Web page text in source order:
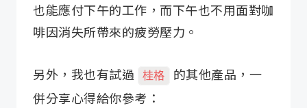
也能應付下午的工作，而下午也不用面對咖
啡因消失所帶來的疲勞壓力。
另外，我也有試過 桂格
的其他產品，一
併分享心得給你參考：